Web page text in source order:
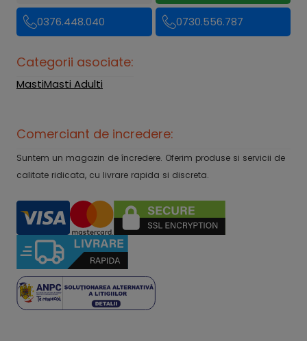
0376.448.040 0730.556.787
Categorii asociate:
MastiMasti Adulti
Comerciant de incredere:
Suntem un magazin de încredere. Oferim produse si servicii de
calitate ridicata, cu livrare rapida si discreta.